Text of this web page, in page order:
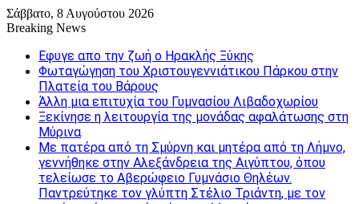
Σάββατο, 8 Αυγούστου 2026
Breaking News
Εφυγε απο την ζωή o Ηρακλής Ξύκης
Φωταγώγηση του Χριστουγεννιάτικου Πάρκου στην
Πλατεία του Βάρους
Άλλη μια επιτυχία του Γυμνασίου Λιβαδοχωρίου
Ξεκίνησε η λειτουργία της μονάδας αφαλάτωσης στη
Μύρινα
Με πατέρα από τη Σμύρνη και μητέρα από τη Λήμνο,
γεννήθηκε στην Αλεξάνδρεια της Αιγύπτου, όπου
τελείωσε το Αβερώφειο Γυμνάσιο Θηλέων.
Παντρεύτηκε τον γλύπτη Στέλιο Τριάντη, με τον